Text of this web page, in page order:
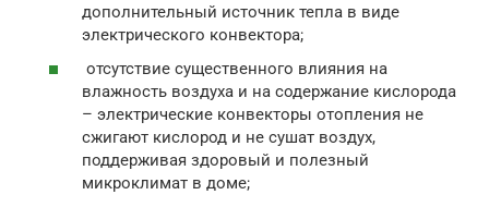
дополнительный источник тепла в виде
электрического конвектора;
отсутствие существенного влияния на
влажность воздуха и на содержание кислорода
– электрические конвекторы отопления не
сжигают кислород и не сушат воздух,
поддерживая здоровый и полезный
микроклимат в доме;